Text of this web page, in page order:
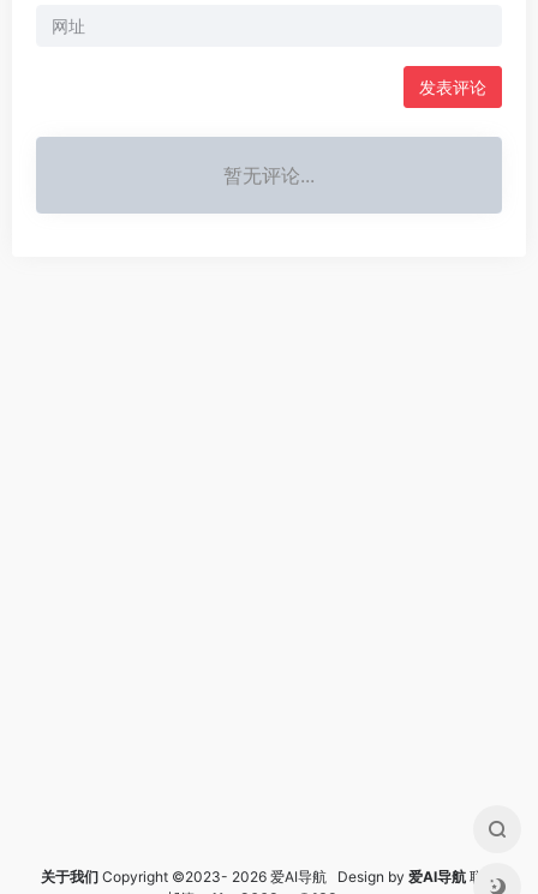
暂无评论...
关于我们Copyright ©2023- 2026 爱AI导航 Design by 爱AI导航 联系